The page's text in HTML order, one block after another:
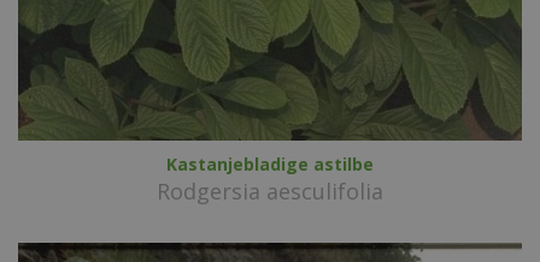
Kastanjebladige astilbe
Rodgersia aesculifolia